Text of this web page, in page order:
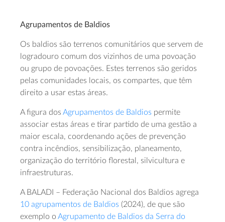
Agrupamentos de Baldios
Os baldios são terrenos comunitários que servem de
logradouro comum dos vizinhos de uma povoação
ou grupo de povoações. Estes terrenos são geridos
pelas comunidades locais, os compartes, que têm
direito a usar estas áreas.
A figura dos Agrupamentos de Baldios permite
associar estas áreas e tirar partido de uma gestão a
maior escala, coordenando ações de prevenção
contra incêndios, sensibilização, planeamento,
organização do território florestal, silvicultura e
infraestruturas.
A BALADI – Federação Nacional dos Baldios agrega
10 agrupamentos de Baldios (2024), de que são
exemplo o Agrupamento de Baldios da Serra do